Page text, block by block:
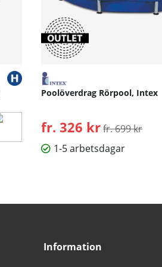
Poolöverdrag Rörpool, Intex
fr. 326 krOrdinarie pris:
fr. 699 kr
1-5 arbetsdagar
Information